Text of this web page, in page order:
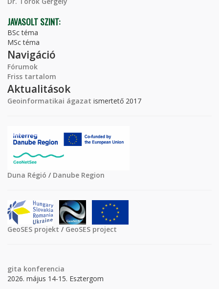
JAVASOLT SZINT:
BSc téma
MSc téma
Navigáció
Fórumok
Friss tartalom
Aktualitások
Geoinformatikai ágazat ismertető 2017
Duna Régió / Danube Region
GeoSES projekt / GeoSES project
gita konferencia
2026. május 14-15. Esztergom